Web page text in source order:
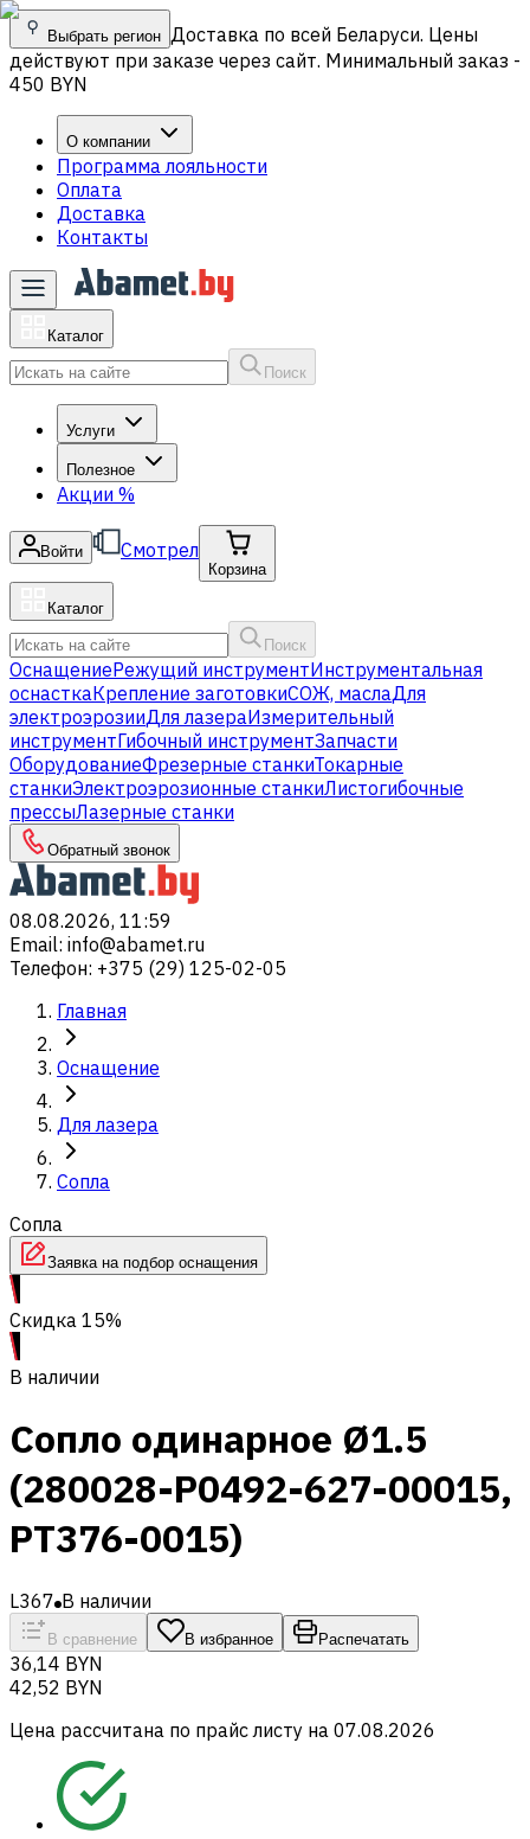
Выбрать регион Доставка по всей Беларуси. Цены
действуют при заказе через сайт. Минимальный заказ -
450 BYN
О компании
Программа лояльности
Оплата
Доставка
Контакты
Каталог
Поиск
Услуги
Полезное
Акции %
Войти Смотрел
Корзина
Каталог
Поиск
ОснащениеРежущий инструментИнструментальная
оснасткаКрепление заготовкиСОЖ, маслаДля
электроэрозииДля лазераИзмерительный
инструментГибочный инструментЗапчасти
ОборудованиеФрезерные станкиТокарные
станкиЭлектроэрозионные станкиЛистогибочные
прессыЛазерные станки
Обратный звонок
08.08.2026, 11:59
Email: info@abamet.ru
Телефон: +375 (29) 125-02-05
Главная
Оснащение
Для лазера
Сопла
Сопла
Заявка на подбор оснащения
Скидка 15%
В наличии
Сопло одинарное Ø1.5
(280028-P0492-627-00015,
PT376-0015)
L367 В наличии
В сравнение В избранное Распечатать
36,14 BYN
42,52 BYN
Цена рассчитана по прайс листу на 07.08.2026